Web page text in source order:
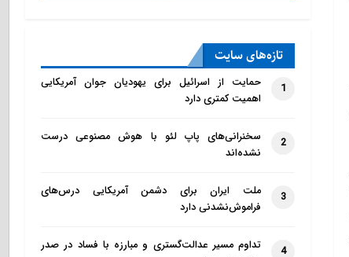
تازه‌‌های سایت
1
حمایت از اسرائیل برای یهودیان جوان آمریکایی
اهمیت کمتری دارد
2
سخنرانی‌های پاپ لئو با هوش مصنوعی درست
نشده‌اند
3
ملت ایران برای دشمن آمریکایی درس‌های
فراموش‌نشدنی دارد
4
تداوم مسیر عدالت‌گستری و مبارزه با فساد در صدر